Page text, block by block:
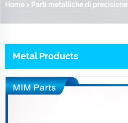
Home > Parti metalliche di precisione
Metal Products